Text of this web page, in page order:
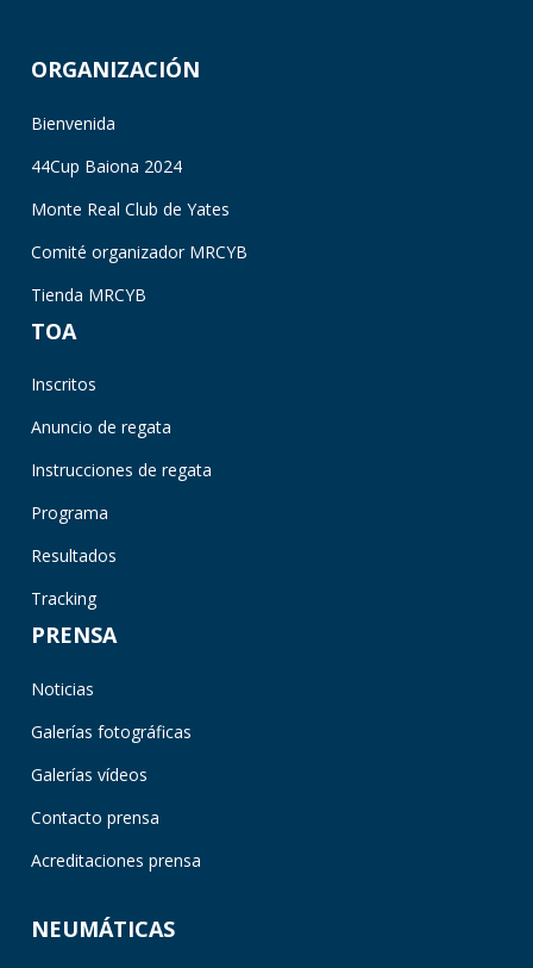
ORGANIZACIÓN
Bienvenida
44Cup Baiona 2024
Monte Real Club de Yates
Comité organizador MRCYB
Tienda MRCYB
TOA
Inscritos
Anuncio de regata
Instrucciones de regata
Programa
Resultados
Tracking
PRENSA
Noticias
Galerías fotográficas
Galerías vídeos
Contacto prensa
Acreditaciones prensa
NEUMÁTICAS